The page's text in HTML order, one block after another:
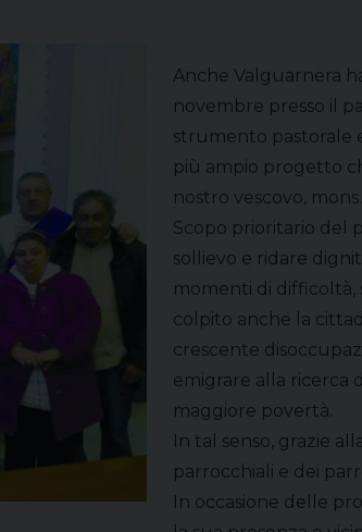
Anche Valguarnera
novembre presso il
strumento pastorale
più ampio progetto
nostro vescovo,
Scopo prioritario del
sollievo e ridare
momenti di difficoltà,
colpito anche la
crescente
emigrare alla ricerca
maggiore povertà.
In tal senso, grazie
parrocchiali e dei
In occasione delle